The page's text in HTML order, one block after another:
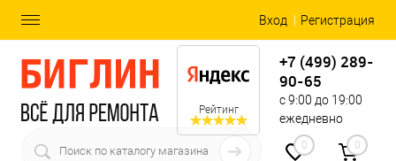
Вход Регистрация
Рейтинг
+7 (499) 289-
90-65
с 9:00 до 19:00
ежедневно
0 0